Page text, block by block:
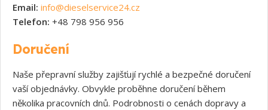
Email: info@dieselservice24.cz
Telefon: +48 798 956 956
Doručení
Naše přepravní služby zajišťují rychlé a bezpečné doručení
vaší objednávky. Obvykle proběhne doručení během
několika pracovních dnů. Podrobnosti o cenách dopravy a